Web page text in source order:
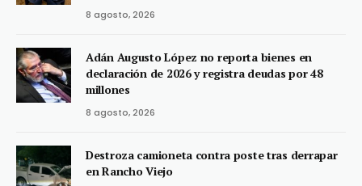
8 agosto, 2026
Adán Augusto López no reporta bienes en
declaración de 2026 y registra deudas por 48
millones
8 agosto, 2026
Destroza camioneta contra poste tras derrapar
en Rancho Viejo